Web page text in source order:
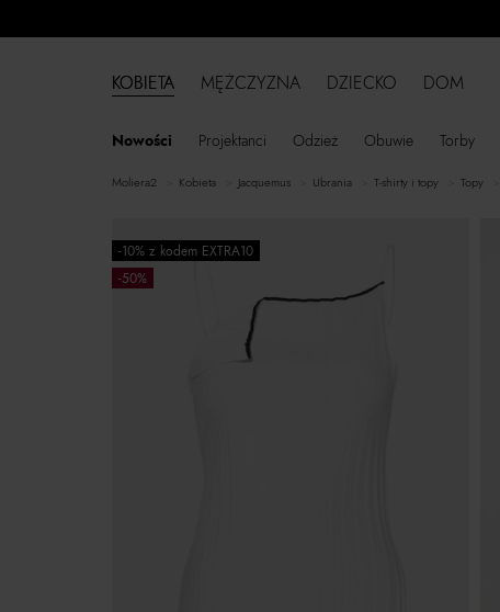
KOBIETA
Nowości Projektanci Odzież Obuwie Torby
MĘŻCZYZNA DZIECKO DOM
moliera2 kobieta Jacquemus ubrania t-shirty i topy topy
-10% z kodem EXTRA10
-50%